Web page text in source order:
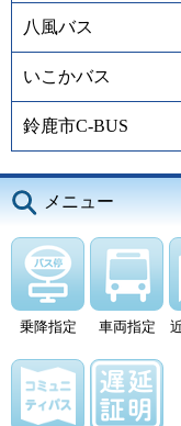
八風バス
いこかバス
鈴鹿市C-BUS
メニュー
乗降指定 車両指定